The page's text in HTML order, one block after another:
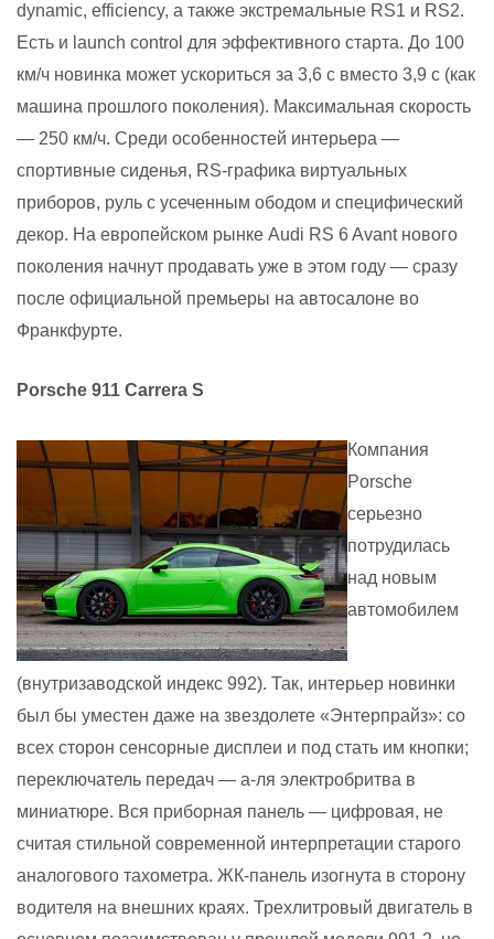
dynamic, efficiency, а также экстремальные RS1 и RS2.
Есть и launch control для эффективного старта. До 100
км/ч новинка может ускориться за 3,6 с вместо 3,9 с (как
машина прошлого поколения). Максимальная скорость
— 250 км/ч. Среди особенностей интерьера —
спортивные сиденья, RS-графика виртуальных
приборов, руль с усеченным ободом и специфический
декор. На европейском рынке Audi RS 6 Avant нового
поколения начнут продавать уже в этом году — сразу
после официальной премьеры на автосалоне во
Франкфурте.
Porsche 911 Carrera S
Компания
Porsche
серьезно
потрудилась
над новым
автомобилем
(внутризаводской индекс 992). Так, интерьер новинки
был бы уместен даже на звездолете «Энтерпрайз»: со
всех сторон сенсорные дисплеи и под стать им кнопки;
переключатель передач — а-ля электробритва в
миниатюре. Вся приборная панель — цифровая, не
считая стильной современной интерпретации старого
аналогового тахометра. ЖК-панель изогнута в сторону
водителя на внешних краях. Трехлитровый двигатель в